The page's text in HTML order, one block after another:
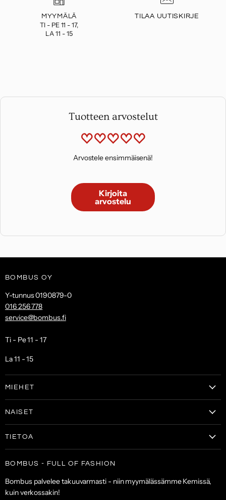
MYYMÄLÄ
TI - PE 11 - 17,
LA 11 - 15
TILAA UUTISKIRJE
Tuotteen arvostelut
Arvostele ensimmäisenä!
Kirjoita
arvostelu
BOMBUS OY
Y-tunnus 0190879-0
016 256 778
service@bombus.fi
Ti - Pe 11 - 17
La 11 - 15
MIEHET
Laukut & lompakot
Asusteet
ALE
NAISET
Laukut & lompakot
TIETOA
Toimitus- ja maksuehdot
BOMBUS - FULL OF FASHION
Bombus palvelee takuuvarmasti - niin myymälässämme Kemissä,
kuin verkossakin!